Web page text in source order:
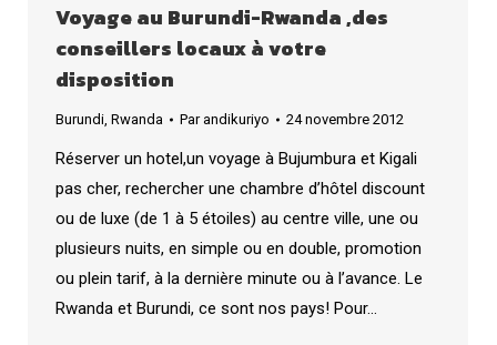
Voyage au Burundi-Rwanda ,des
conseillers locaux à votre
disposition
Burundi Rwanda Parandikuriyo 24 novembre 2012
Réserver un hotel,un voyage à Bujumbura et Kigali
pas cher, rechercher une chambre d’hôtel discount
ou de luxe (de 1 à 5 étoiles) au centre ville, une ou
plusieurs nuits, en simple ou en double, promotion
ou plein tarif, à la dernière minute ou à l’avance. Le
Rwanda et Burundi, ce sont nos pays! Pour…